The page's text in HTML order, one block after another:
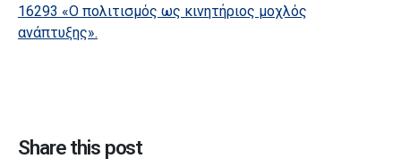
16293 «Ο πολιτισμός ως κινητήριος μοχλός
ανάπτυξης».
Share this post